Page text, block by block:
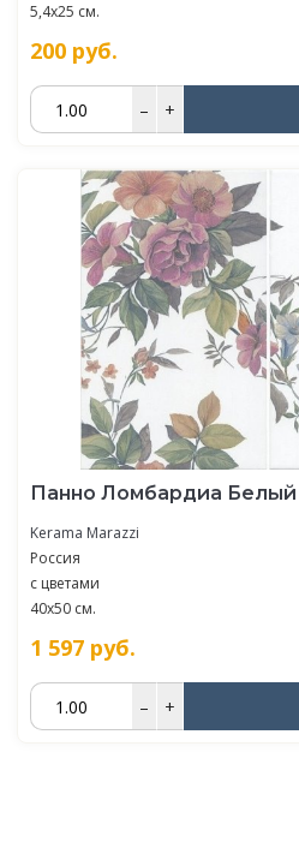
5,4x25 см.
200 руб.
– +
Панно Ломбардиа Белый
Kerama Marazzi
Россия
с цветами
40x50 см.
1 597 руб.
– +